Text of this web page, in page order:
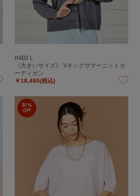
INED L
《大きいサイズ》 Vネックサマーニットカ
ーディガン
￥18,480(税込)
30%
OFF